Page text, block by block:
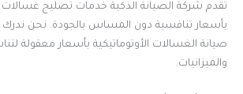
تقدم شركة الصيانة الذكية خدمات تصليح غسالات
بأسعار تنافسية دون المساس بالجودة. نحن ندرك
صيانة الغسالات الأوتوماتيكية بأسعار معقولة
والميزانيات.